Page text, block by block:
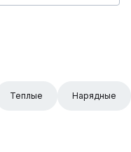
Теплые Нарядные